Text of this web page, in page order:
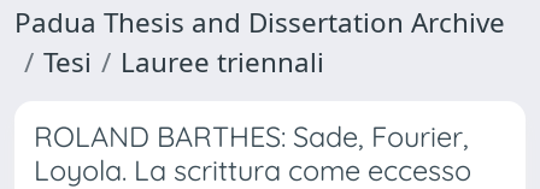
Padua Thesis and Dissertation Archive
Tesi
Lauree triennali
ROLAND BARTHES: Sade, Fourier,
Loyola. La scrittura come eccesso